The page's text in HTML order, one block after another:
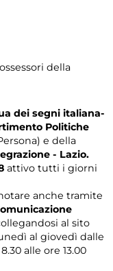
della
dei segni italiana-
Politiche
e della
- Lazio.
attivo tutti i giorni
anche tramite
al sito
al giovedì dalle
alle ore 13.00